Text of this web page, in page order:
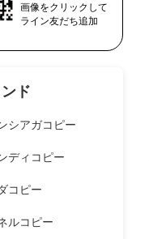
画像をクリックして
ライン友だち追加
ド
シアガコピー
ディコピー
コピー
ルコピー